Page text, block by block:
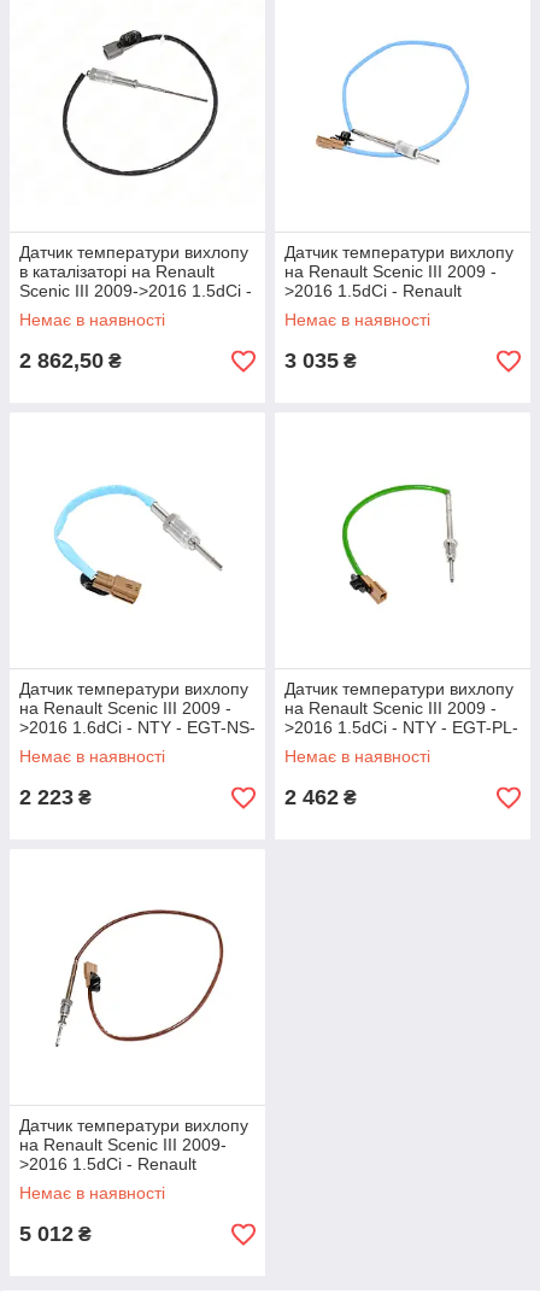
Датчик температури вихлопу
в каталізаторі на Renault
Scenic III 2009->2016 1.5dCi -
NTY - EGT-NS-009
Немає в наявності
2 862,50 ₴
Датчик температури вихлопу
на Renault Scenic III 2009 -
>2016 1.5dCi - Renault
(Оригінал) - 226403788R
Немає в наявності
3 035 ₴
Датчик температури вихлопу
на Renault Scenic III 2009 -
>2016 1.6dCi - NTY - EGT-NS-
006
Немає в наявності
2 223 ₴
Датчик температури вихлопу
на Renault Scenic III 2009 -
>2016 1.5dCi - NTY - EGT-PL-
033
Немає в наявності
2 462 ₴
Датчик температури вихлопу
на Renault Scenic III 2009-
>2016 1.5dCi - Renault
(Оригінал) - 226405263R
Немає в наявності
5 012 ₴